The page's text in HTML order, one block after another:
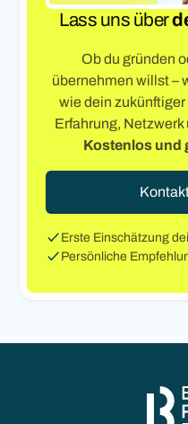
Lass uns über
Ob du gründen
übernehmen willst –
wie dein
Erfahrung,
Kostenlos und
Erste Einschätzung
Persönliche